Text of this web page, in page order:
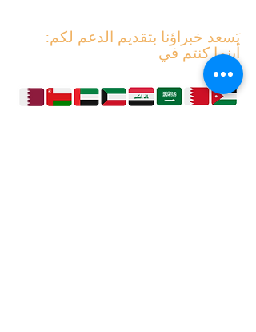
:يَسعد خبراؤنا بتقديم الدعم لكم
أينما كنتم في